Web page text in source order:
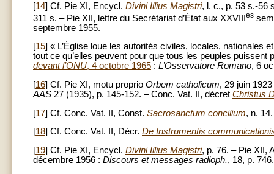
[14] Cf. Pie XI, Encycl. Divini Illius Magistri, l. c., p. 53 s.-56
311 s. – Pie XII, lettre du Secrétariat d’État aux XXVIII es
septembre 1955.
[15] « L’Église loue les autorités civiles, locales, nationales
tout ce qu’elles peuvent pour que tous les peuples
devant l’ONU, 4 octobre 1965 : L’Osservatore Romano, 6
[16] Cf. Pie XI, motu proprio Orbem catholicum, 29 juin
AAS 27 (1935), p. 145-152. – Conc. Vat. II, décret Christus
[17] Cf. Conc. Vat. II, Const. Sacrosanctum concilium, n. 14.
[18] Cf. Conc. Vat. II, Décr. De Instrumentis
[19] Cf. Pie XI, Encycl. Divini Illius Magistri, p. 76. – Pie XII,
décembre 1956 : Discours et messages radioph., 18, p. 746.